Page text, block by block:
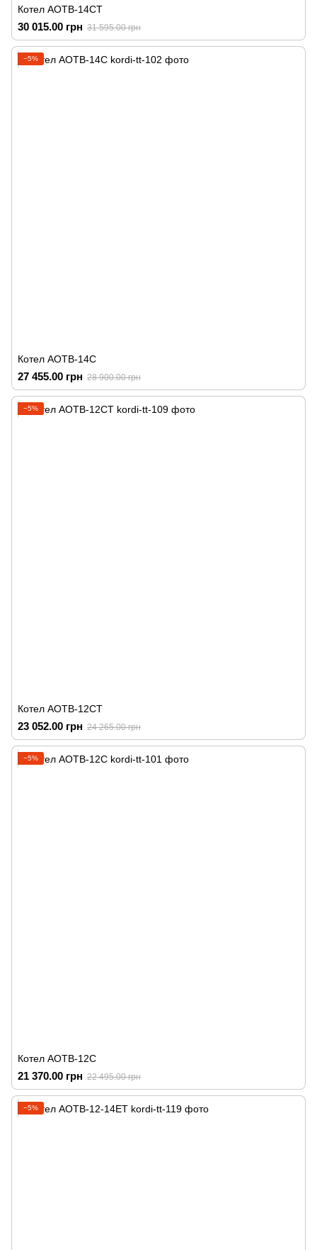
Котел АОТВ-14СТ
30 015.00 грн 31 595.00 грн
−5%
Котел АОТВ-14С
27 455.00 грн 28 900.00 грн
−5%
Котел АОТВ-12СТ
23 052.00 грн 24 265.00 грн
−5%
Котел АОТВ-12С
21 370.00 грн 22 495.00 грн
−5%